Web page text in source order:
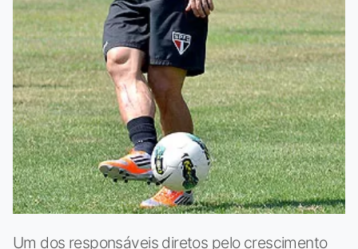
Um dos responsáveis diretos pelo crescimento